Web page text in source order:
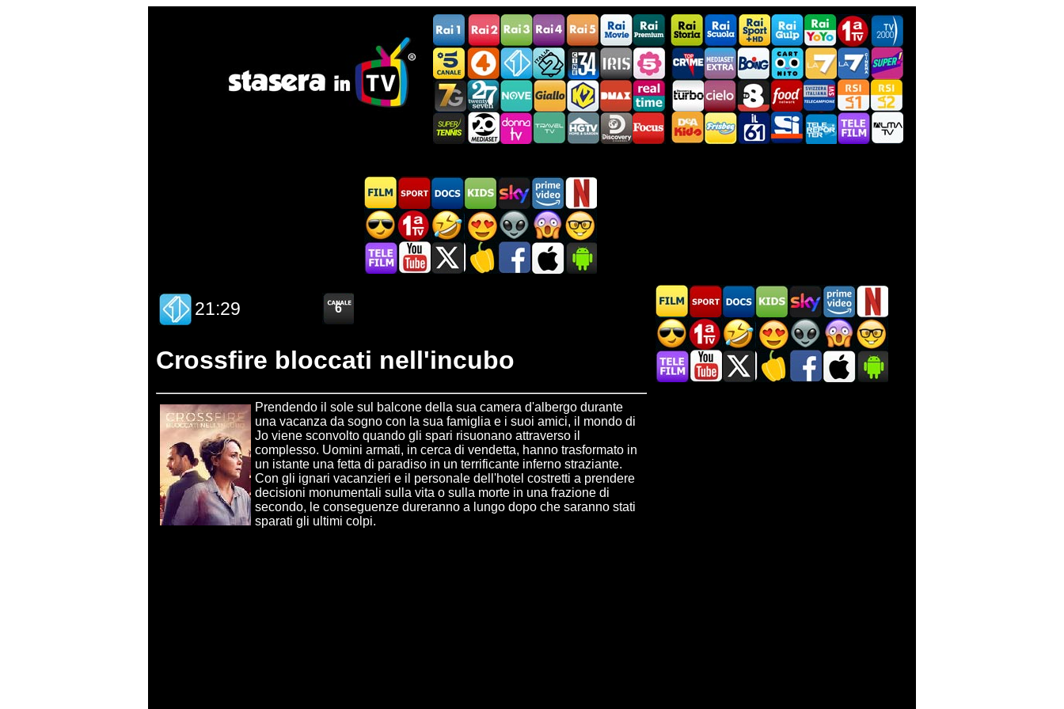
Crossfire bloccati nell'incubo
Prendendo il sole sul balcone della sua camera d'albergo durante
una vacanza da sogno con la sua famiglia e i suoi amici, il mondo di
Jo viene sconvolto quando gli spari risuonano attraverso il
complesso. Uomini armati, in cerca di vendetta, hanno trasformato in
un istante una fetta di paradiso in un terrificante inferno straziante.
Con gli ignari vacanzieri e il personale dell'hotel costretti a prendere
decisioni monumentali sulla vita o sulla morte in una frazione di
secondo, le conseguenze dureranno a lungo dopo che saranno stati
sparati gli ultimi colpi.